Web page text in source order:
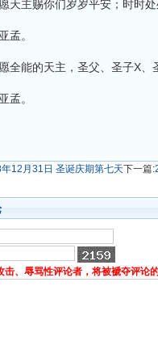
天主赐你们岁岁平安；时时
孟。
全能的天主，圣父、圣子X、
孟。
12月31日 圣诞庆期第七天下一篇:
击、辱骂性评论者，将被褫夺评论